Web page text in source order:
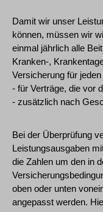
Damit wir unser
können, müssen wir
einmal jährlich alle
Kranken-,
Versicherung für
- für Verträge, die vor
- zusätzlich nach
Bei der Überprüfung
Leistungsausgaben
die Zahlen um den in
oben oder unten
angepasst werden.